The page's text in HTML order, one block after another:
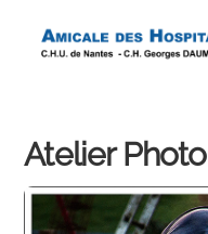
Atelier Photo